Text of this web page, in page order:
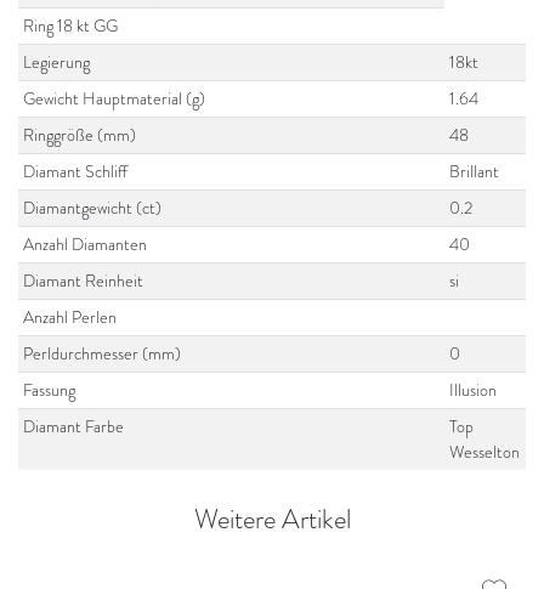
Ring 18 kt GG
Legierung
18kt
Gewicht Hauptmaterial (g)
1.64
Ringgröße (mm)
48
Diamant Schliff
Brillant
Diamantgewicht (ct)
0.2
Anzahl Diamanten
40
Diamant Reinheit
si
Anzahl Perlen
Perldurchmesser (mm)
0
Fassung
Illusion
Diamant Farbe
Top
Wesselton
Weitere Artikel